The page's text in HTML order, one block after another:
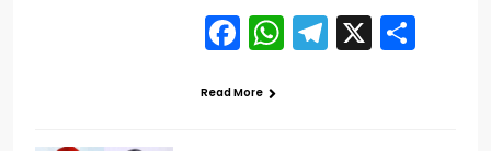
Facebook
WhatsApp
Telegram
X
Read More